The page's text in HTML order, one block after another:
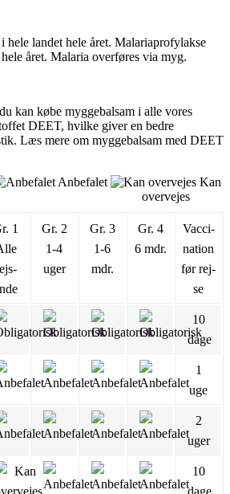
hele landet hele året. Malariaprofylakse
året. Malaria overføres via myg.
kan købe myggebalsam i alle vores
DEET, hvilke giver en bedre
Læs mere om myggebalsam med DEET
Anbefalet
Kan
overvejes
1
Gr. 2
1-4
uger
Gr. 3
1-6
mdr.
Gr. 4
6 mdr.
Vac­ci­
na­tion
før rej­
se
10
dage
1
uge
2
uger
10
dage